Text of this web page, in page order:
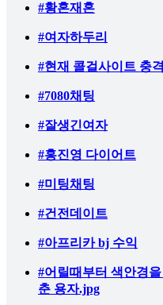
#황혼재혼
#여자하두리
#현재 콜걸사이트 충
#7080채팅
#잘생긴여자
#홍진영 다이어트
#미팅채팅
#건전데이트
#아프리카 bj 수익
#어릴때부터 색안경
춘 용자.jpg